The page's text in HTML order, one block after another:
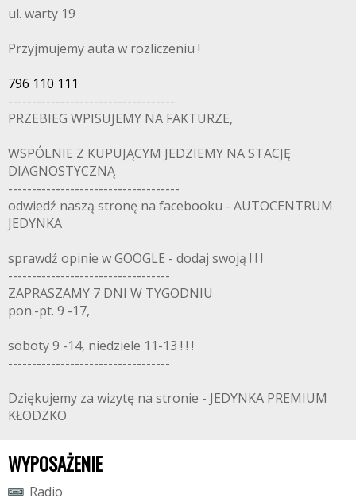
ul. warty 19
Przyjmujemy auta w rozliczeniu !
796 110 111
-----------------------------------
PRZEBIEG WPISUJEMY NA FAKTURZE,
WSPÓLNIE Z KUPUJĄCYM JEDZIEMY NA STACJĘ
DIAGNOSTYCZNĄ
------------------------------------
odwiedź naszą stronę na facebooku - AUTOCENTRUM
JEDYNKA
sprawdź opinie w GOOGLE - dodaj swoją ! ! !
----------------------------------
ZAPRASZAMY 7 DNI W TYGODNIU
pon.-pt. 9 -17,
soboty 9 -14, niedziele 11-13 ! ! !
----------------------------------
Dziękujemy za wizytę na stronie - JEDYNKA PREMIUM
KŁODZKO
WYPOSAŻENIE
Radio